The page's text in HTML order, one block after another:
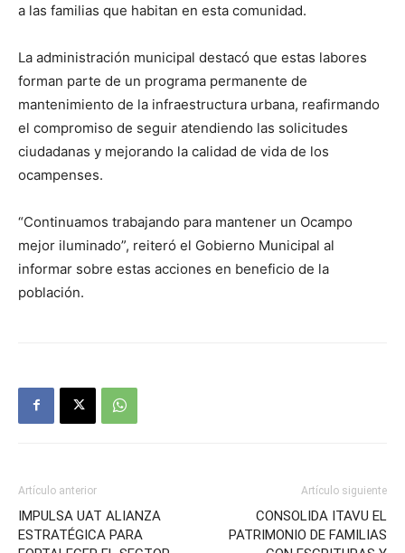
a las familias que habitan en esta comunidad.
La administración municipal destacó que estas labores
forman parte de un programa permanente de
mantenimiento de la infraestructura urbana, reafirmando
el compromiso de seguir atendiendo las solicitudes
ciudadanas y mejorando la calidad de vida de los
ocampenses.
“Continuamos trabajando para mantener un Ocampo
mejor iluminado”, reiteró el Gobierno Municipal al
informar sobre estas acciones en beneficio de la
población.
Artículo anterior
IMPULSA UAT ALIANZA
ESTRATÉGICA PARA
Artículo siguiente
CONSOLIDA ITAVU EL
PATRIMONIO DE FAMILIAS